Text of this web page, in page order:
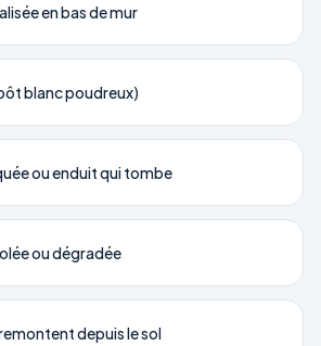
en bas de mur
blanc poudreux)
ou enduit qui tombe
ou dégradée
depuis le sol